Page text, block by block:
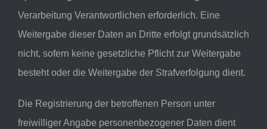
Verarbeitung Verantwortlichen erforderlich. Eine
Weitergabe dieser Daten an Dritte erfolgt grundsätzlich
nicht, sofern keine gesetzliche Pflicht zur Weitergabe
besteht oder die Weitergabe der Strafverfolgung dient.
Die Registrierung der betroffenen Person unter
freiwilliger Angabe personenbezogener Daten dient